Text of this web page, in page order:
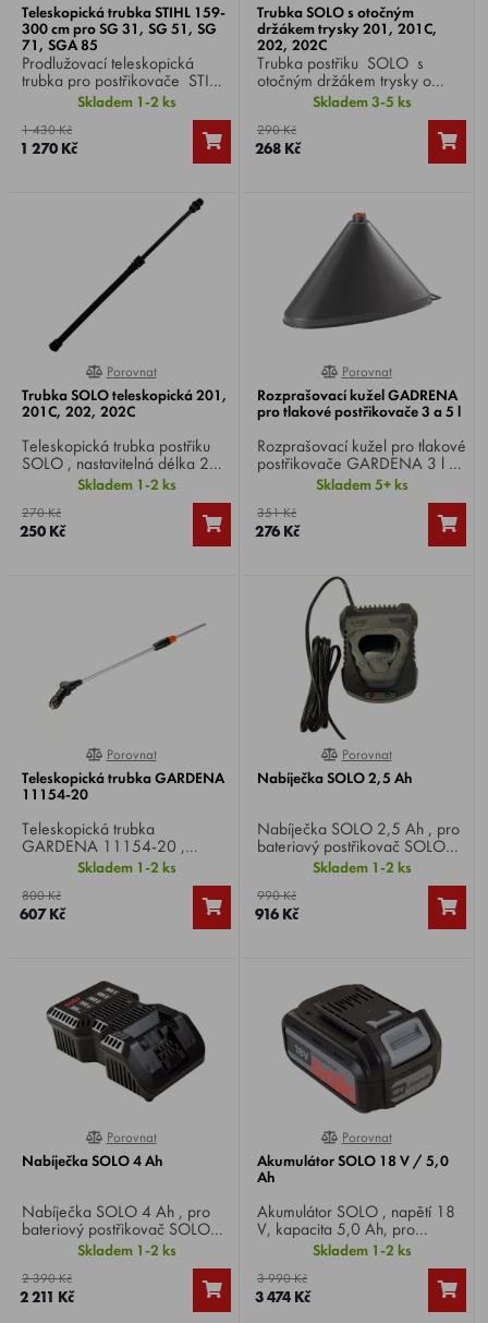
Teleskopická trubka STIHL 159-
300 cm pro SG 31, SG 51, SG
71, SGA 85
Prodlužovací teleskopická
trubka pro postřikovače STIHL
SG 31, SG 51, SG 71 a SGA
85 , délka 159 - 300 cm,
vytahovací, mosazná.
Skladem 1-2 ks
1 430 Kč
1 270 Kč
Trubka SOLO s otočným
držákem trysky 201, 201C,
202, 202C
Trubka postřiku SOLO s
otočným držákem trysky o
180°, pro ruční
postřikovače SOLO 201,
201C, 202, 202C.
Skladem 3-5 ks
290 Kč
268 Kč
0%
Porovnat
Trubka SOLO teleskopická 201,
201C, 202, 202C
Teleskopická trubka postřiku
SOLO , nastavitelná délka 25-
50 cm, pro ruční
postřikovače SOLO 201,
201C, 202, 202C.
Skladem 1-2 ks
270 Kč
250 Kč
0%
Porovnat
Rozprašovací kužel GADRENA
pro tlakové postřikovače 3 a 5 l
Rozprašovací kužel pro tlakové
postřikovače GARDENA 3 l a
Skladem 5+ ks
351 Kč
276 Kč
0%
Porovnat
Teleskopická trubka GARDENA
11154-20
Teleskopická trubka
GARDENA 11154-20 ,
kompatibilní se všemi
postřikovači GARDENA,
pro snadné a pohodlné stříkání
vysokých stromů.
Skladem 1-2 ks
800 Kč
607 Kč
0%
Porovnat
Nabíječka SOLO 2,5 Ah
Nabíječka SOLO 2,5 Ah , pro
bateriový postřikovač SOLO
441 Classic .Skladem 1-2 ks
990 Kč
916 Kč
0%
Porovnat
Nabíječka SOLO 4 Ah
Nabíječka SOLO 4 Ah , pro
bateriový postřikovač SOLO
442 Comfort .Skladem 1-2 ks
2 390 Kč
2 211 Kč
0%
Porovnat
Akumulátor SOLO 18 V / 5,0
Ah
Akumulátor SOLO , napětí 18
V, kapacita 5,0 Ah, pro
bateriový postřikovač SOLO
442 Comfort .
Skladem 1-2 ks
3 990 Kč
3 474 Kč